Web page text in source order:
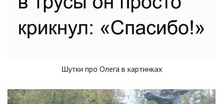
Шутки про Олега в картинках